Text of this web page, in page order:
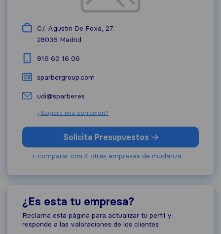
C/. Agustin De Foxa, 27
28036 Madrid
916 60 16 06
sparbergroup.com
udi@sparber.es
¿Sugiere una correcion?
Solicita Presupuestos
+ comparar con 4 otras empresas de mudanza.
¿Es esta tu empresa?
Reclama esta página para actualizar tu perfil y
responde a las valoraciones de los clientes